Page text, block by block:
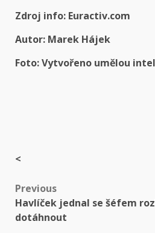
Zdroj info: Euractiv.com
Autor: Marek Hájek
Foto: Vytvořeno umělou
<
Post
navigation
Previous
Havlíček jednal se šéfem
dotáhnout